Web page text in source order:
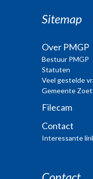
Sitemap
Over PMGP
Bestuur PMGP
Statuten
Veel gestelde
Gemeente
Filecam
Contact
Interessante